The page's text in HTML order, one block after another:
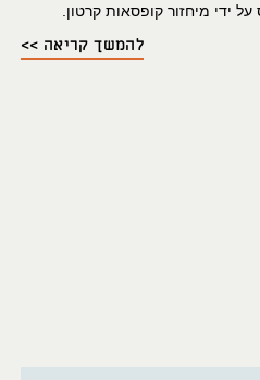
ידי מיחזור קופסאות קרטון.
להמשך קריאה >>